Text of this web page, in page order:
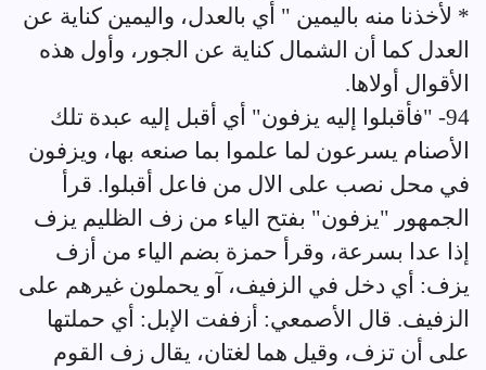
* لأخذنا منه باليمين " أي بالعدل، واليمين كناية عن
العدل كما أن الشمال كناية عن الجور، وأول هذه
الأقوال أولاها.
94- "فأقبلوا إليه يزفون" أي أقبل إليه عبدة تلك
الأصنام يسرعون لما علموا بما صنعه بها، ويزفون
في محل نصب على الال من فاعل أقبلوا. قرأ
الجمهور "يزفون" بفتح الياء من زف الظليم يزف
إذا عدا بسرعة، وقرأ حمزة بضم الياء من أزف
يزف: أي دخل في الزفيف، آو يحملون غيرهم على
الزفيف. قال الأصمعي: أزففت الإبل: أي حملتها
على أن تزف، وقيل هما لغتان، يقال زف القوم